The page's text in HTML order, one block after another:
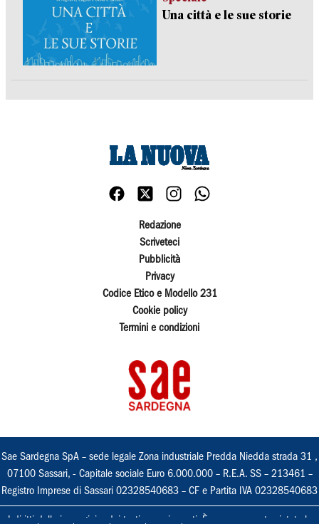
Una città e le sue storie
Redazione
Scriveteci
Pubblicità
Privacy
Codice Etico e Modello 231
Cookie policy
Termini e condizioni
Sae Sardegna SpA – sede legale Zona industriale Predda Niedda strada 31 ,
07100 Sassari, - Capitale sociale Euro 6.000.000 – R.E.A. SS – 213461 –
Registro Imprese di Sassari 02328540683 – CF e Partita IVA 02328540683
I diritti delle immagini e dei testi sono riservati. È espressamente vietata la